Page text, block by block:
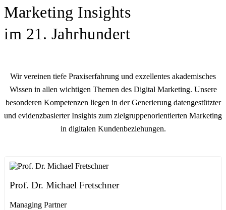
Marketing Insights
im 21. Jahrhundert
Wir vereinen tiefe Praxiserfahrung und exzellentes akademisches
Wissen in allen wichtigen Themen des Digital Marketing. Unsere
besonderen Kompetenzen liegen in der Generierung datengestützter
und evidenzbasierter Insights zum zielgruppenorientierten Marketing
in digitalen Kundenbeziehungen.
Prof. Dr. Michael Fretschner
Managing Partner